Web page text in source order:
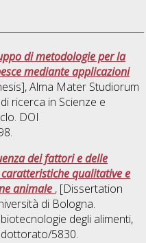
di metodologie per la
mediante applicazioni
Alma Mater Studiorum
ricerca in Scienze e
DOI
dei fattori e delle
qualitative e
animale , [Dissertation
di Bologna.
degli alimenti,
5830.